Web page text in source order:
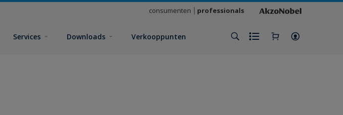
consumenten professionals
Services Downloads Verkooppunten